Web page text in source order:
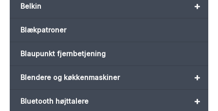
+
Belkin
Blækpatroner
Blaupunkt fjernbetjening
+
Blendere og køkkenmaskiner
+
Bluetooth højttalere